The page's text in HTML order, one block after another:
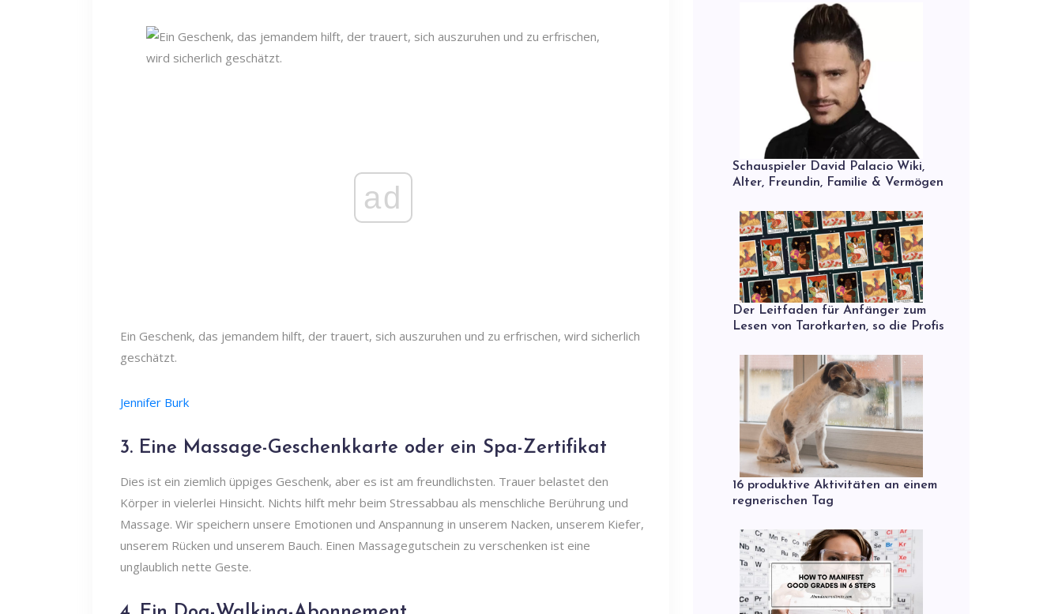
ad
Ein Geschenk, das jemandem hilft, der trauert, sich auszuruhen und zu erfrischen, wird sicherlich
geschätzt.
Jennifer Burk
3. Eine Massage-Geschenkkarte oder ein Spa-Zertifikat
Dies ist ein ziemlich üppiges Geschenk, aber es ist am freundlichsten. Trauer belastet den
Körper in vielerlei Hinsicht. Nichts hilft mehr beim Stressabbau als menschliche Berührung und
Massage. Wir speichern unsere Emotionen und Anspannung in unserem Nacken, unserem Kiefer,
unserem Rücken und unserem Bauch. Einen Massagegutschein zu verschenken ist eine
unglaublich nette Geste.
Schauspieler David Palacio Wiki,
Alter, Freundin, Familie & Vermögen
Der Leitfaden für Anfänger zum
Lesen von Tarotkarten, so die Profis
16 produktive Aktivitäten an einem
regnerischen Tag